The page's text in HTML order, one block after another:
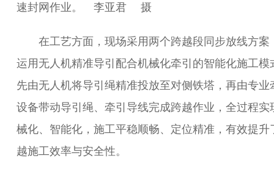
速封网作业。 李亚君 摄
在工艺方面，现场采用两个跨越段同步放线方案
运用无人机精准导引配合机械化牵引的智能化施工模
先由无人机将导引绳精准投放至对侧铁塔，再由专业
设备带动导引绳、牵引导线完成跨越作业，全过程实
械化、智能化，施工平稳顺畅、定位精准，有效提升
越施工效率与安全性。